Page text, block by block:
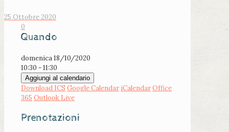
25 Ottobre 2020
0
Quando
domenica 18/10/2020
10:30 - 11:30
Aggiungi al calendario
Download ICS Google Calendar iCalendarOffice
365 Outlook Live
Prenotazioni